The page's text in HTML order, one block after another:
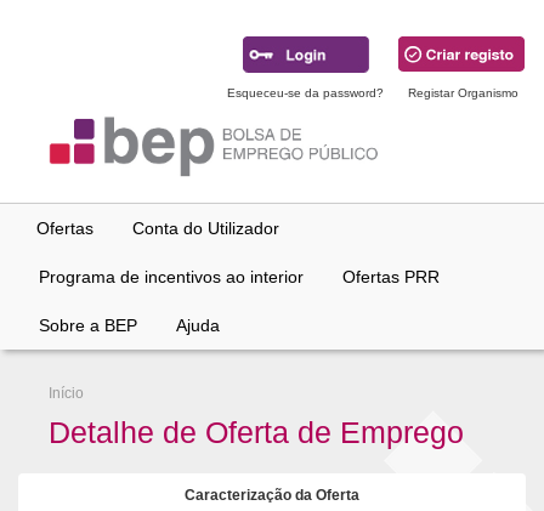
Esqueceu-se da password? Registar Organismo
Ofertas Conta do Utilizador
Programa de incentivos ao interior Ofertas PRR
Sobre a BEP Ajuda
Início
Detalhe de Oferta de Emprego
Caracterização da Oferta